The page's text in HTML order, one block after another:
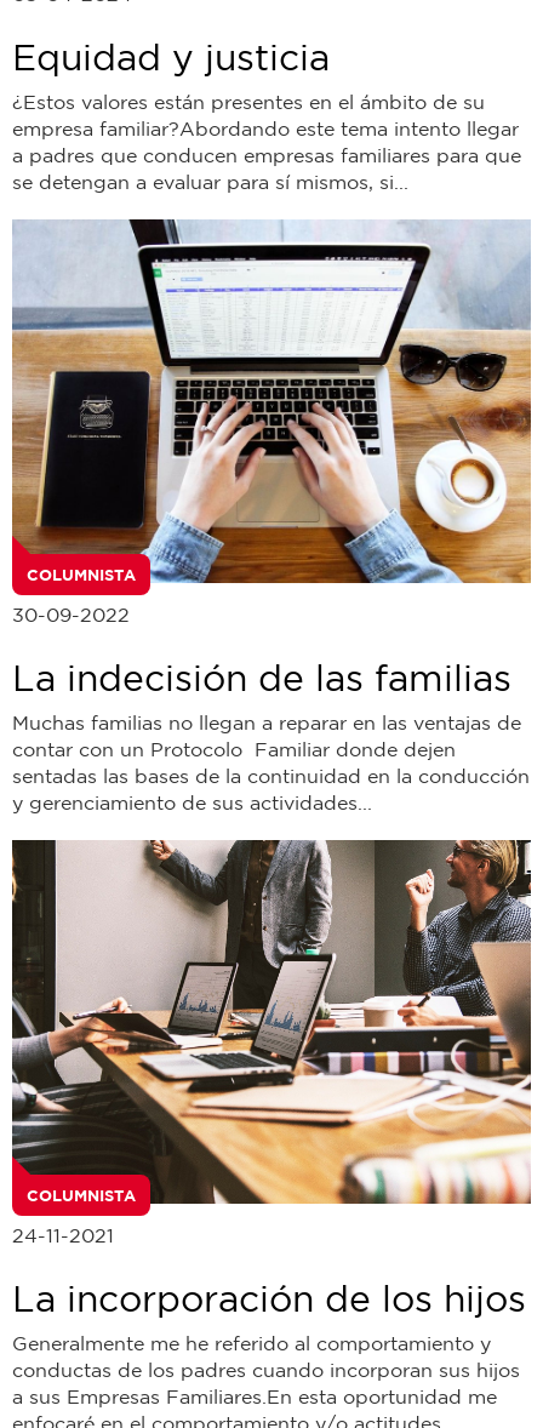
Equidad y justicia
¿Estos valores están presentes en el ámbito de su
empresa familiar?Abordando este tema intento llegar
a padres que conducen empresas familiares para que
se detengan a evaluar para sí mismos, si...
COLUMNISTA
30-09-2022
La indecisión de las familias
Muchas familias no llegan a reparar en las ventajas de
contar con un Protocolo Familiar donde dejen
sentadas las bases de la continuidad en la conducción
y gerenciamiento de sus actividades...
COLUMNISTA
24-11-2021
La incorporación de los hijos
Generalmente me he referido al comportamiento y
conductas de los padres cuando incorporan sus hijos
a sus Empresas Familiares.En esta oportunidad me
enfocaré en el comportamiento y/o actitudes...